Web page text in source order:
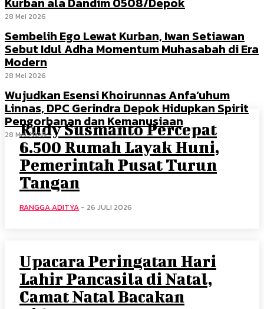
28 Mei 2026
Sembelih Ego Lewat Kurban, Iwan Setiawan
Sebut Idul Adha Momentum Muhasabah di Era
Modern
28 Mei 2026
Wujudkan Esensi Khoirunnas Anfa’uhum
Linnas, DPC Gerindra Depok Hidupkan Spirit
Pengorbanan dan Kemanusiaan
28 Mei 2026
Rudy Susmanto Percepat
6.500 Rumah Layak Huni,
Pemerintah Pusat Turun
Tangan
RANGGA ADITYA - 26 JULI 2026
Upacara Peringatan Hari
Lahir Pancasila di Natal,
Camat Natal Bacakan